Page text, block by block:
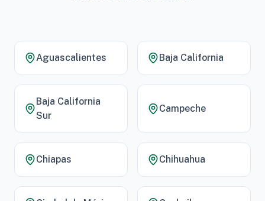
Aguascalientes Baja California
Baja California
Sur
Campeche
Chiapas Chihuahua